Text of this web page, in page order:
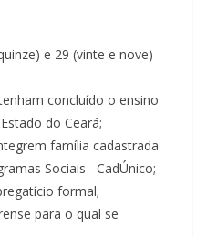
e 29 (vinte e nove)
concluído o ensino
do Ceará;
família cadastrada
Sociais– CadÚnico;
formal;
para o qual se